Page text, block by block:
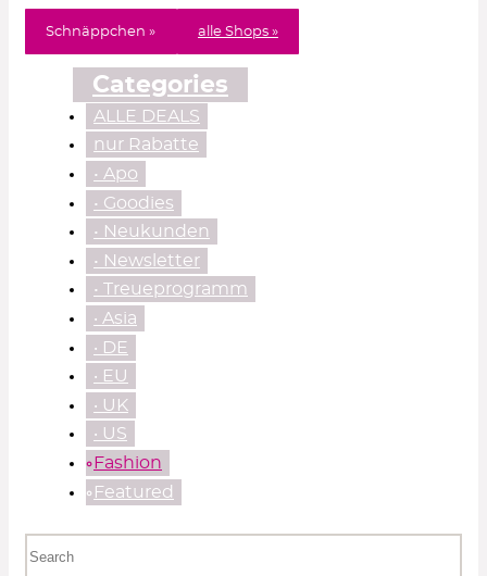
Schnäppchen » alle Shops »
Categories
ALLE DEALS
nur Rabatte
• Apo
• Goodies
• Neukunden
• Newsletter
• Treueprogramm
‧ Asia
‧ DE
‧ EU
‧ UK
‧ US
⃘Fashion
⃘Featured